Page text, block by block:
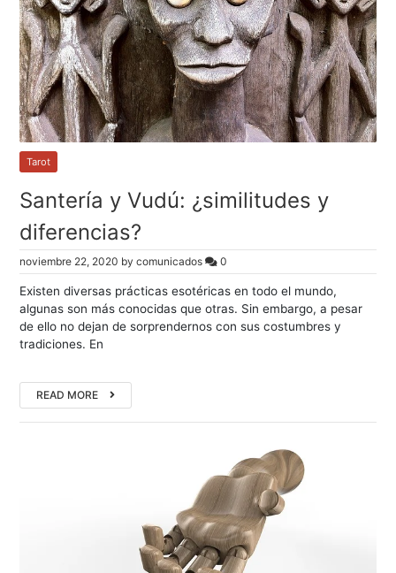
Tarot
Santería y Vudú: ¿similitudes y
diferencias?
noviembre 22, 2020 bycomunicados 0
Existen diversas prácticas esotéricas en todo el mundo,
algunas son más conocidas que otras. Sin embargo, a pesar
de ello no dejan de sorprendernos con sus costumbres y
tradiciones. En
READ MORE